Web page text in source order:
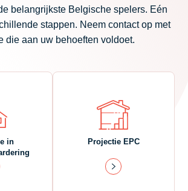
belangrijkste Belgische spelers. Eén
stappen. Neem contact op met
die aan uw behoeften voldoet.
in
Projectie EPC